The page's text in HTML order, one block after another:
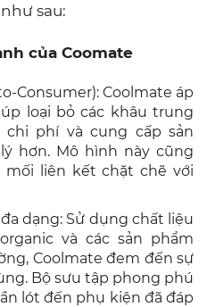
sau:
của Coomate
Consumer): Coolmate áp
loại bỏ các khâu trung
phí và cung cấp sản
hơn. Mô hình này cũng
liên kết chặt chẽ với
dạng: Sử dụng chất liệu
và các sản phẩm
Coolmate đem đến sự
Bộ sưu tập phong phú
lót đến phụ kiện đã đáp